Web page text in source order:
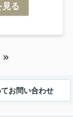
見る
てお問い合わせ